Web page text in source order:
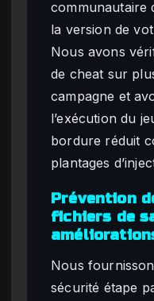
communautaire
la version de
Nous avons
de cheat sur
campagne et
l’exécution du
bordure réduit
plantages
Prévention
fichiers de
Nous
sécurité étape